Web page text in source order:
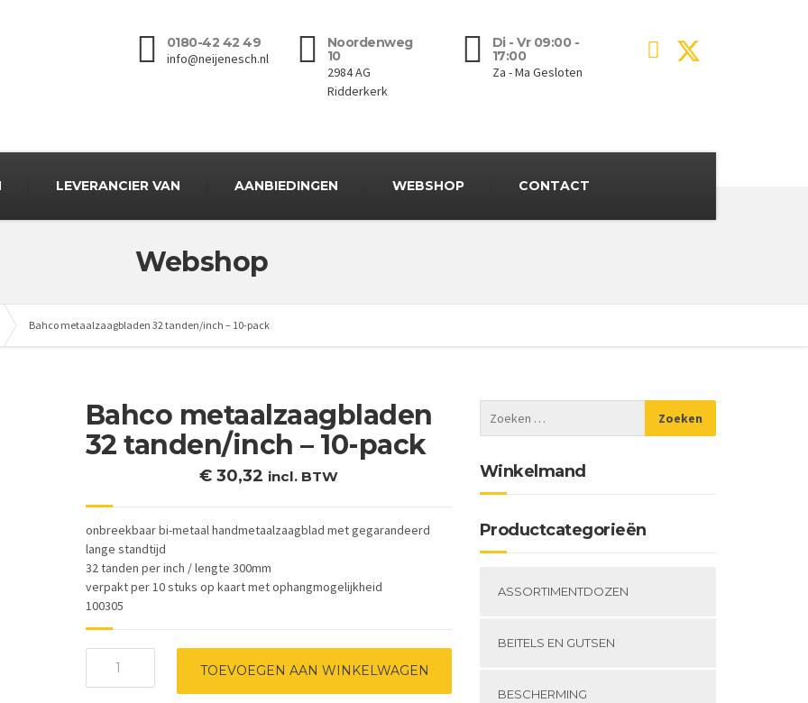
0180-42 42 49
info@neijenesch.nl
Noordenweg
10
2984 AG
Ridderkerk
Di - Vr 09:00 -
17:00
Za - Ma Gesloten
LEVERANCIER VAN AANBIEDINGEN WEBSHOP CONTACT
Webshop
Bahco metaalzaagbladen 32 tanden/inch – 10-pack
Bahco metaalzaagbladen
32 tanden/inch – 10-pack
€ 30,32 incl. BTW
onbreekbaar bi-metaal handmetaalzaagblad met gegarandeerd
lange standtijd
32 tanden per inch / lengte 300mm
verpakt per 10 stuks op kaart met ophangmogelijkheid
100305
metaalzaagbladen
TOEVOEGEN AAN WINKELWAGEN
Winkelmand
Productcategorieën
ASSORTIMENTDOZEN
BEITELS EN GUTSEN
BESCHERMING